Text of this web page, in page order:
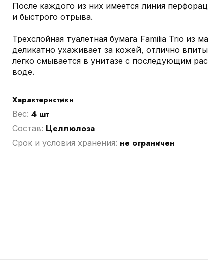
После каждого из них имеется линия
и быстрого отрыва.
Трехслойная туалетная бумага Familia Trio из
деликатно ухаживает за кожей, отлично
легко смывается в унитазе с последующим
воде.
Характеристики
Вес: 4 шт
Cостав: Целлюлоза
Срок и условия хранения: не ограничен